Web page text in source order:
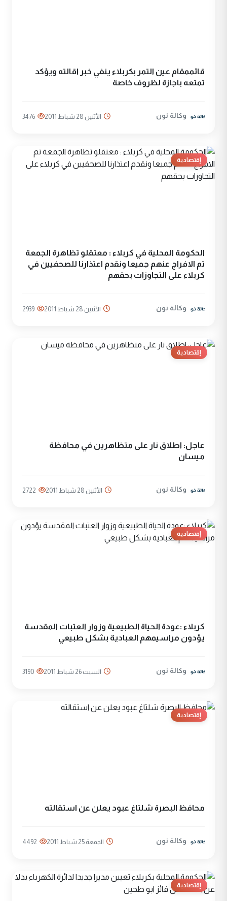
قائممقام عين التمر بكربلاء ينفي خبر اقالته ويؤكد
تمتعه باجازة لظروف خاصة
وكالة نون الأثنين 28 شباط 2011 3476
إقتصادية
الحكومة المحلية في كربلاء : معتقلو تظاهرة الجمعة
تم الافراج عنهم جميعا ونقدم اعتذارنا للصحفيين في
كربلاء على التجاوزات بحقهم
وكالة نون الأثنين 28 شباط 2011 2939
إقتصادية
عاجل: اطلاق نار على متظاهرين في محافظة
ميسان
وكالة نون الأثنين 28 شباط 2011 2722
إقتصادية
كربلاء :عودة الحياة الطبيعية وزوار العتبات المقدسة
يؤدون مراسيمهم العبادية بشكل طبيعي
وكالة نون السبت 26 شباط 2011 3190
إقتصادية
محافظ البصرة شلتاغ عبود يعلن عن استقالته
وكالة نون الجمعة 25 شباط 2011 4492
إقتصادية